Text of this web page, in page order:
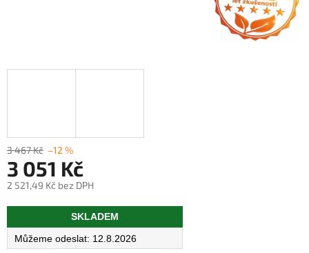
3 467 Kč –12 %
3 051 Kč
2 521,49 Kč bez DPH
Měrná
SKLADEM
12.8.2026